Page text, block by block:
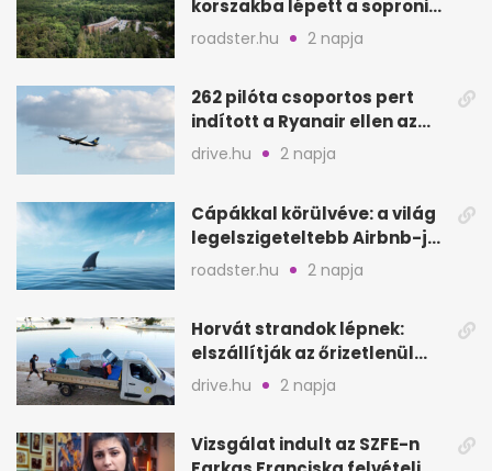
korszakba lépett a soproni
Fagus Hotel
roadster.hu 2 napja
262 pilóta csoportos pert
indított a Ryanair ellen az
Egyesült Királyságban
drive.hu 2 napja
Cápákkal körülvéve: a világ
legelszigeteltebb Airbnb-je
a nyílt tengeren
roadster.hu 2 napja
Horvát strandok lépnek:
elszállítják az őrizetlenül
hagyott törölközőket
drive.hu 2 napja
Vizsgálat indult az SZFE-n